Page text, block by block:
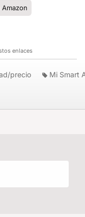
enlaces
precio Mi Smart